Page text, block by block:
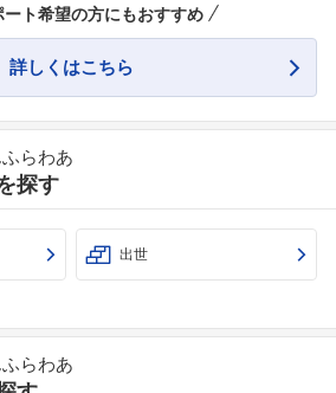
ート希望の方にもおすすめ
詳しくはこちら
らわあ
探す
出世
らわあ